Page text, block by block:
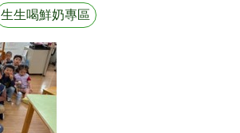
生生喝鮮奶專區